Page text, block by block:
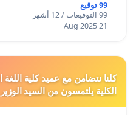
99 توقيع
99 التوقيعات / 12 أشهر
21 Aug 2025
كلنا نتضامن مع عميد كلية
الكلية يلتمسون من السيد